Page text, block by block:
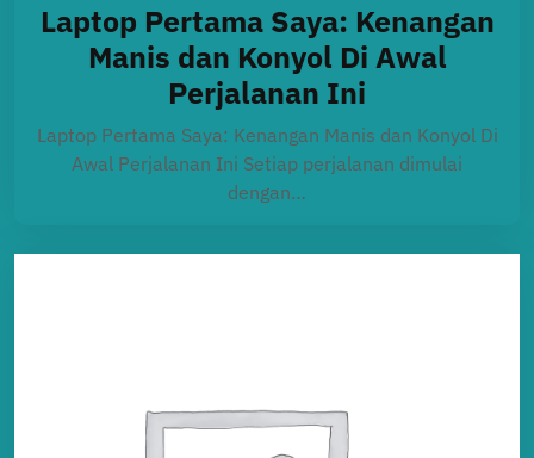
Laptop Pertama Saya: Kenangan
Manis dan Konyol Di Awal
Perjalanan Ini
Laptop Pertama Saya: Kenangan Manis dan Konyol Di
Awal Perjalanan Ini Setiap perjalanan dimulai
dengan…